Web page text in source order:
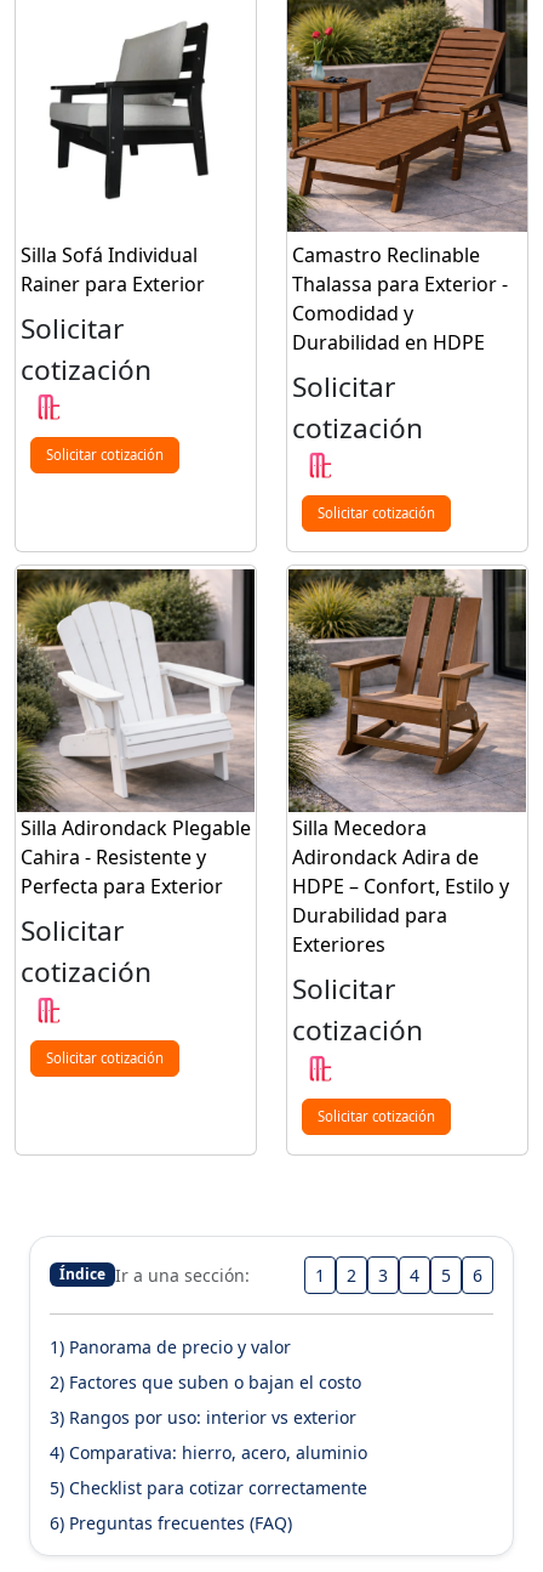
Silla Sofá Individual
Rainer para Exterior
Solicitar
cotización
Solicitar cotización
Camastro Reclinable
Thalassa para Exterior -
Comodidad y
Durabilidad en HDPE
Solicitar
cotización
Solicitar cotización
Silla Adirondack Plegable
Cahira - Resistente y
Perfecta para Exterior
Solicitar
cotización
Solicitar cotización
Silla Mecedora
Adirondack Adira de
HDPE – Confort, Estilo y
Durabilidad para
Exteriores
Solicitar
cotización
Solicitar cotización
Índice Ir a una sección: 1 2 3 4 5 6
1) Panorama de precio y valor
2) Factores que suben o bajan el costo
3) Rangos por uso: interior vs exterior
4) Comparativa: hierro, acero, aluminio
5) Checklist para cotizar correctamente
6) Preguntas frecuentes (FAQ)